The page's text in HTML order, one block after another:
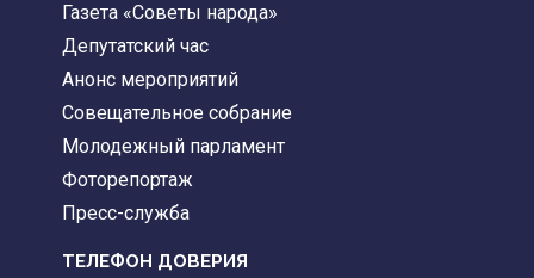
Газета «Советы народа»
Депутатский час
Анонс мероприятий
Совещательное собрание
Молодежный парламент
Фоторепортаж
Пресс-служба
ТЕЛЕФОН ДОВЕРИЯ